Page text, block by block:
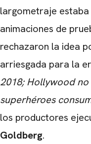
largometraje
animaciones de
rechazaron la idea
arriesgada para la
2018; Hollywood
superhéroes
los productores
Goldberg.